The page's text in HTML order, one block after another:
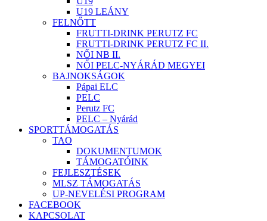
U19 LEÁNY
FELNŐTT
FRUTTI-DRINK PERUTZ FC
FRUTTI-DRINK PERUTZ FC II.
NŐI NB II.
NŐI PELC-NYÁRÁD MEGYEI
BAJNOKSÁGOK
Pápai ELC
PELC
Perutz FC
PELC – Nyárád
SPORTTÁMOGATÁS
TAO
DOKUMENTUMOK
TÁMOGATÓINK
FEJLESZTÉSEK
MLSZ TÁMOGATÁS
UP-NEVELÉSI PROGRAM
FACEBOOK
KAPCSOLAT